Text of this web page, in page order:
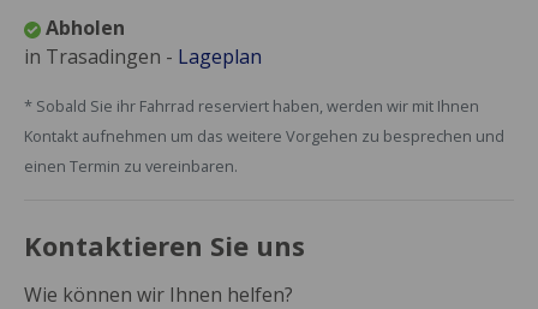
Abholen
in Trasadingen - Lageplan
* Sobald Sie ihr Fahrrad reserviert haben, werden wir mit Ihnen
Kontakt aufnehmen um das weitere Vorgehen zu besprechen und
einen Termin zu vereinbaren.
Kontaktieren Sie uns
Wie können wir Ihnen helfen?